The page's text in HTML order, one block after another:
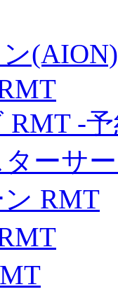
RMT -
ーサ
RMT